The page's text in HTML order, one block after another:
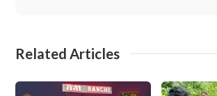
Related Articles